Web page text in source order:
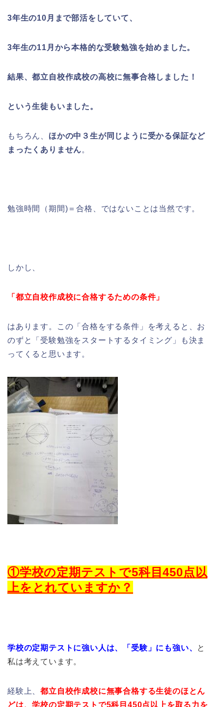
3年生の10月まで部活をしていて、
3年生の11月から本格的な受験勉強を始めました。
結果、都立自校作成校の高校に無事合格しました！
という生徒もいました。
もちろん、 ほかの中３生が同じように受かる保証など
まったくありません。
勉強時間（期間)＝合格、ではないことは当然です。
しかし、
「都立自校作成校に合格するための条件」
はあります。この「合格をする条件」を考えると、お
のずと「受験勉強をスタートするタイミング」も決ま
ってくると思います。
①学校の定期テストで5科目450点以
上をとれていますか？
学校の定期テストに強い人は、「受験」にも強い、 と
私は考えています。
経験上、都立自校作成校に無事合格する生徒のほとん
どは、学校の定期テストで5科目450点以上を取る力を